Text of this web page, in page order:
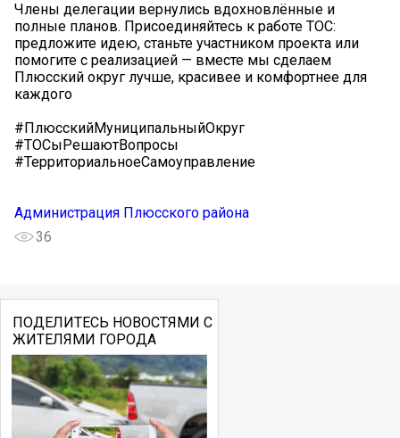
Члены делегации вернулись вдохновлённые и
полные планов.️ Присоединяйтесь к работе ТОС:
предложите идею, станьте участником проекта или
помогите с реализацией — вместе мы сделаем
Плюсский округ лучше, красивее и комфортнее для
каждого️
#ПлюсскийМуниципальныйОкруг
#ТОСыРешаютВопросы
#ТерриториальноеСамоуправление
Администрация Плюсского района
36
ПОДЕЛИТЕСЬ НОВОСТЯМИ С
ЖИТЕЛЯМИ ГОРОДА